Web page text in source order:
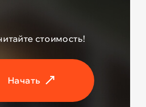
стоимость!
Начать